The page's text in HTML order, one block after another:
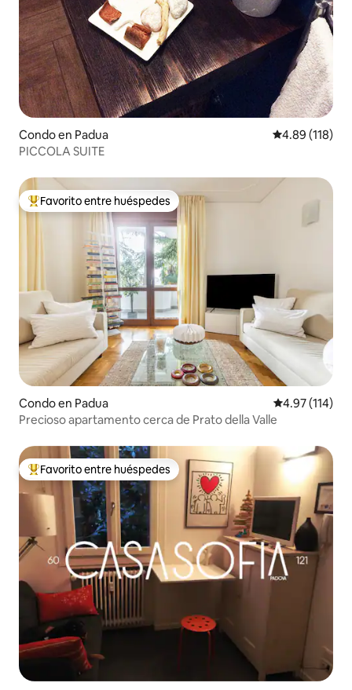
Condo en Padua Calificación
4.89 (118)
PICCOLA SUITE
Favorito entre huéspedes preferido
Favorito entre huéspedes
Condo en Padua Calificación
4.97 (114)
Precioso apartamento cerca de Prato della Valle
Favorito entre huéspedes preferido
Favorito entre huéspedes